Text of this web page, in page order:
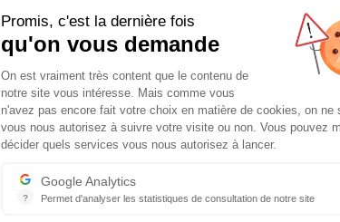
Salon des Services à la personne
Générale des Services sera présent au salon des
Services à la Personne à Paris (Porte de Versailles)
et 15 Novembre 2017.
Promis, c'est la dernière fois
qu'on vous demande
Plateforme de Gestion du
On est vraiment très content que le contenu de
notre site vous intéresse. Mais comme vous
n'avez pas encore fait votre choix en matière de cookies, on ne
vous nous autorisez à suivre votre visite ou non. Vous pouvez
décider quels services vous nous autorisez à lancer.
?
Google Analytics
Permet d'analyser les statistiques de consultation de notre site
Axeptio consent